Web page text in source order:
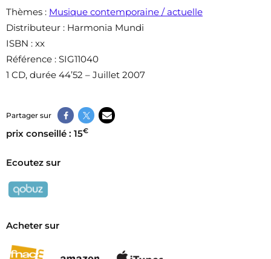
Thèmes : Musique contemporaine / actuelle
Distributeur : Harmonia Mundi
ISBN : xx
Référence : SIG11040
1 CD, durée 44’52 – Juillet 2007
Partager sur
prix conseillé : 15€
Ecoutez sur
Acheter sur